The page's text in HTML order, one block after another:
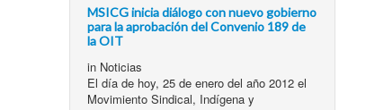
MSICG inicia diálogo con nuevo gobierno
para la aprobación del Convenio 189 de
la OIT
in Noticias
El día de hoy, 25 de enero del año 2012 el
Movimiento Sindical, Indígena y